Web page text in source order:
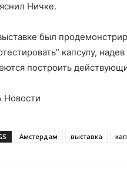
Ничке.
был
капсулу,
построить
Новости
Амстердам выставка